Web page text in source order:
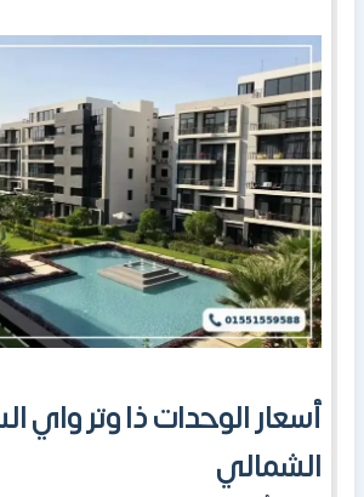
أسعار الوحدات ذا وتر واي
الشمالي